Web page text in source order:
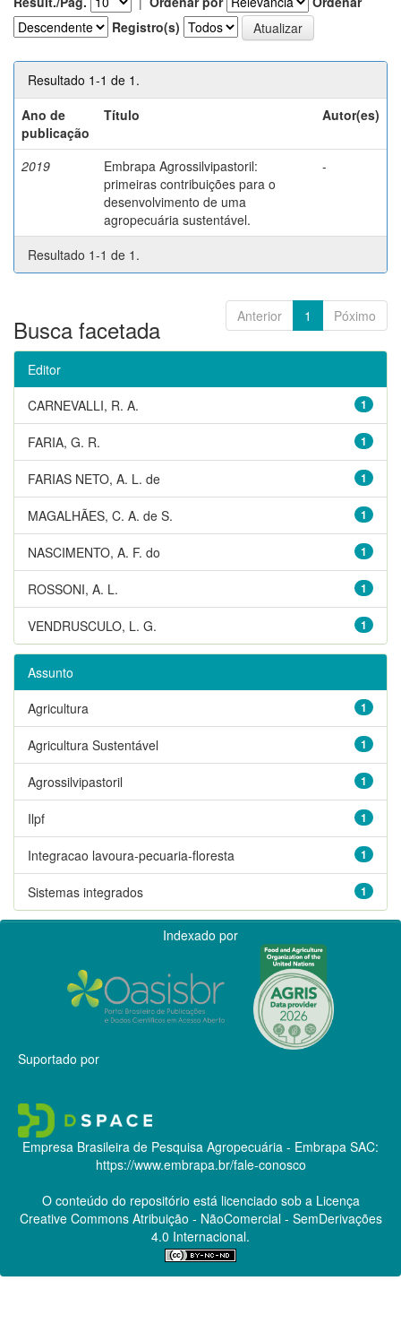
Registro(s)
Resultado 1-1 de 1.
Ano de
publicação
Título Autor(es)
2019
Embrapa Agrossilvipastoril:
primeiras contribuições para o
desenvolvimento de uma
agropecuária sustentável.
-
Resultado 1-1 de 1.
Anterior 1 Póximo
Busca facetada
Editor
1
CARNEVALLI, R. A.
1
FARIA, G. R.
1
FARIAS NETO, A. L. de
1
MAGALHÃES, C. A. de S.
1
NASCIMENTO, A. F. do
1
ROSSONI, A. L.
1
VENDRUSCULO, L. G.
Assunto
1
Agricultura
1
Agricultura Sustentável
1
Agrossilvipastoril
1
Ilpf
1
Integracao lavoura-pecuaria-floresta
1
Sistemas integrados
Indexado por
Suportado por
Empresa Brasileira de Pesquisa Agropecuária - Embrapa SAC:
https://www.embrapa.br/fale-conosco
O conteúdo do repositório está licenciado sob a Licença
Creative CommonsAtribuição - NãoComercial - SemDerivações
4.0 Internacional.